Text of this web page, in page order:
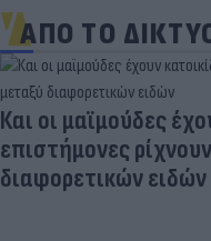
ΑΠΟ ΤΟ
Και οι μαϊμούδες
επιστήμονες
διαφορετικών ειδών